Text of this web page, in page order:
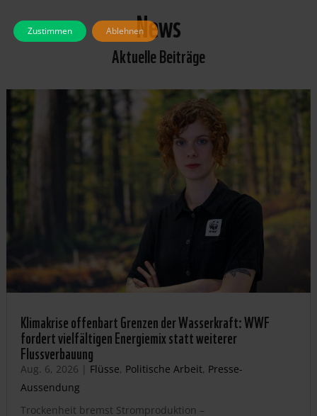
News
Aktuelle Beiträge
Klimakrise offenbart Grenzen der Wasserkraft: WWF
fordert vielfältigen Energiemix statt weiterer
Flussverbauung
Aug. 6, 2026 | Flüsse, Politische Arbeit, Presse-
Aussendung
Trockenheit bremst Stromproduktion –
Zustimmen Ablehnen